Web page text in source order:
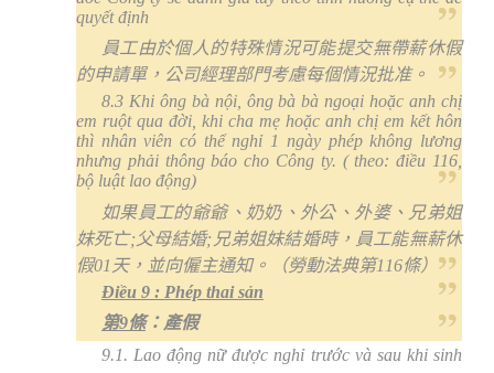
quyết định
員工由於個人的特殊情況可能提交無帶薪休假
的申請單，公司經理部門考慮每個情況批准。
8.3 Khi ông bà nội, ông bà bà ngoại hoặc anh chị
em ruột qua đời, khi cha mẹ hoặc anh chị em kết hôn
thì nhân viên có thể nghỉ 1 ngày phép không lương
nhưng phải thông báo cho Công ty. ( theo: điều 116,
bộ luật lao động)
如果員工的爺爺、奶奶、外公、外婆、兄弟姐
妹死亡; 父母結婚; 兄弟姐妹結婚時，員工能無薪休
假01 天，並向僱主通知。（勞動法典第116條）
Điều 9 : Phép thai sản
第9條：產假
9.1. Lao động nữ được nghỉ trước và sau khi sinh